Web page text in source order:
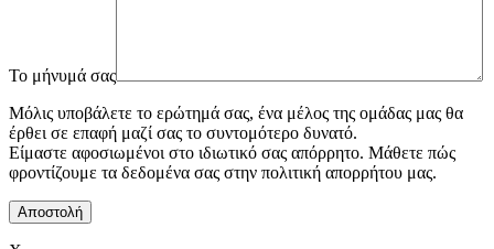
To μήνυμά σας
Μόλις υποβάλετε το ερώτημά σας, ένα μέλος της ομάδας μας θα
έρθει σε επαφή μαζί σας το συντομότερο δυνατό.
Είμαστε αφοσιωμένοι στο ιδιωτικό σας απόρρητο. Μάθετε πώς
φροντίζουμε τα δεδομένα σας στην πολιτική απορρήτου μας.